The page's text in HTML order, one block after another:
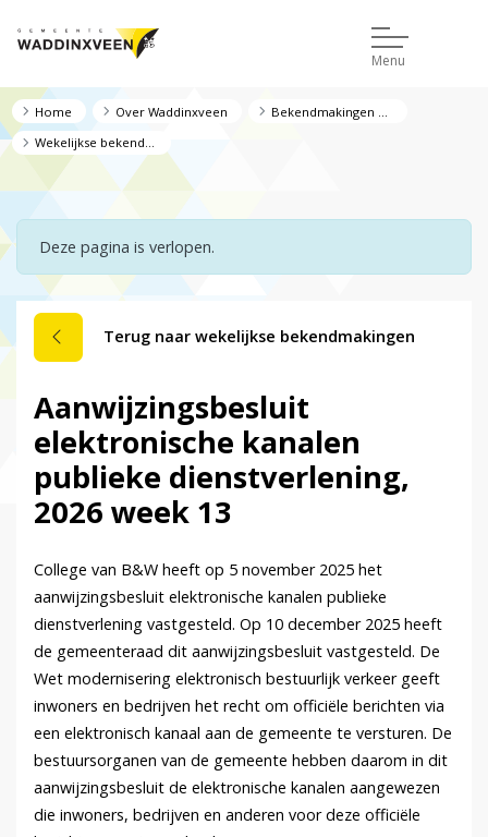
Menu
Home Over Waddinxveen
Wekelijkse bekendmakingen
Deze pagina is verlopen.
Terug naar wekelijkse bekendmakingen
Aanwijzingsbesluit
elektronische kanalen
publieke dienstverlening,
2026 week 13
College van B&W heeft op 5 november 2025 het
aanwijzingsbesluit elektronische kanalen publieke
dienstverlening vastgesteld. Op 10 december 2025 heeft
de gemeenteraad dit aanwijzingsbesluit vastgesteld. De
Wet modernisering elektronisch bestuurlijk verkeer geeft
inwoners en bedrijven het recht om officiële berichten via
een elektronisch kanaal aan de gemeente te versturen. De
bestuursorganen van de gemeente hebben daarom in dit
aanwijzingsbesluit de elektronische kanalen aangewezen
die inwoners, bedrijven en anderen voor deze officiële